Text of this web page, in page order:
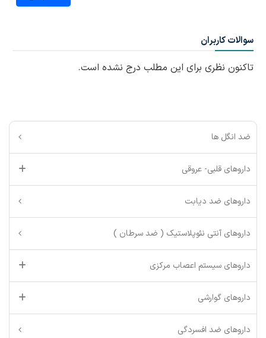
سوالات کاربران
تاکنون نظری برای این مطلب درج نشده است.
ضد انگل ها
داروهای قلبی- عروقی
داروهای ضد دیابت
داروهای آنتی نئوپلاستیک ( ضد سرطان )
داروهای سیستم اعصاب مرکزی
داروهای گوارشی
داروهای ضد افسردگی